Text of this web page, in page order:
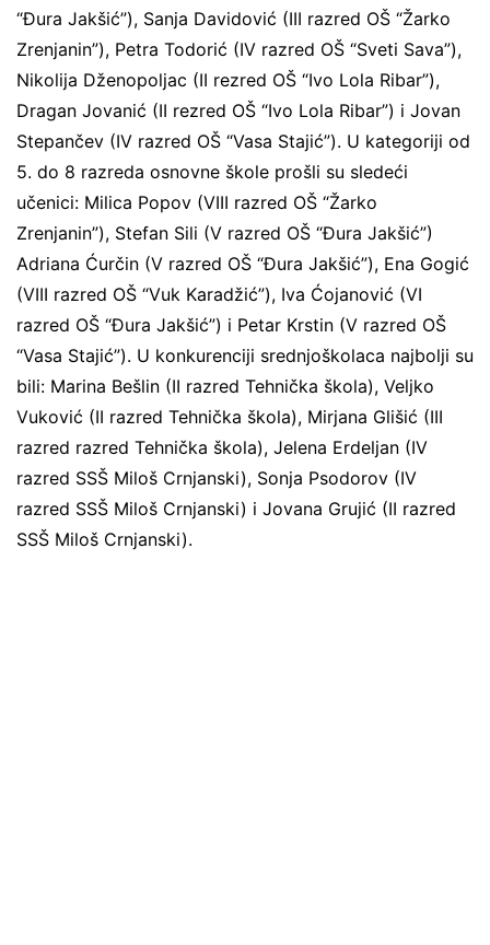
“Đura Jakšić”), Sanja Davidović (III razred OŠ “Žarko
Zrenjanin”), Petra Todorić (IV razred OŠ “Sveti Sava”),
Nikolija Dženopoljac (II rezred OŠ “Ivo Lola Ribar”),
Dragan Jovanić (II rezred OŠ “Ivo Lola Ribar”) i Jovan
Stepančev (IV razred OŠ “Vasa Stajić”). U kategoriji od
5. do 8 razreda osnovne škole prošli su sledeći
učenici: Milica Popov (VIII razred OŠ “Žarko
Zrenjanin”), Stefan Sili (V razred OŠ “Đura Jakšić”)
Adriana Ćurčin (V razred OŠ “Đura Jakšić”), Ena Gogić
(VIII razred OŠ “Vuk Karadžić”), Iva Ćojanović (VI
razred OŠ “Đura Jakšić”) i Petar Krstin (V razred OŠ
“Vasa Stajić”). U konkurenciji srednjoškolaca najbolji su
bili: Marina Bešlin (II razred Tehnička škola), Veljko
Vuković (II razred Tehnička škola), Mirjana Glišić (III
razred razred Tehnička škola), Jelena Erdeljan (IV
razred SSŠ Miloš Crnjanski), Sonja Psodorov (IV
razred SSŠ Miloš Crnjanski) i Jovana Grujić (II razred
SSŠ Miloš Crnjanski).